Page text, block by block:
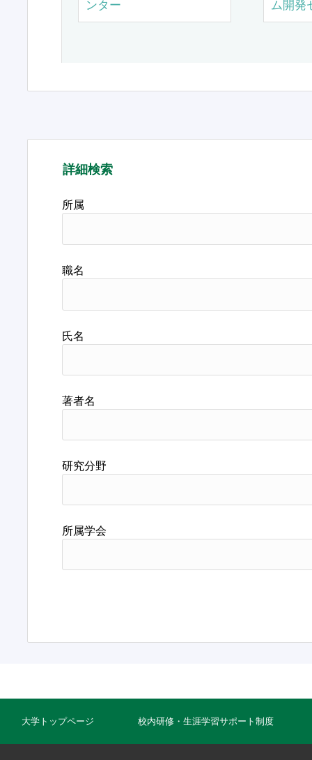
ンター
ム開発
詳細検索
所属
職名
氏名
著者名
研究分野
所属学会
大学トップページ 校内研修・生涯学習サポート制度